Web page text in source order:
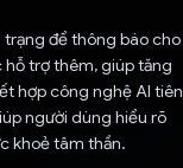
để thông báo cho
trợ thêm, giúp tăng
hợp công nghệ AI tiên
người dùng hiểu rõ
khoẻ tâm thần.